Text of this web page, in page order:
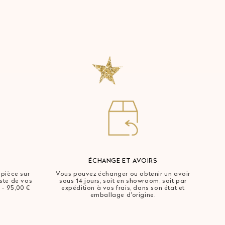
sur
de vos
- 95,00 €
ÉCHANGE ET AVOIRS
Vous pouvez échanger ou obtenir un avoir
sous 14 jours, soit en showroom, soit par
expédition à vos frais, dans son état et
emballage d'origine.